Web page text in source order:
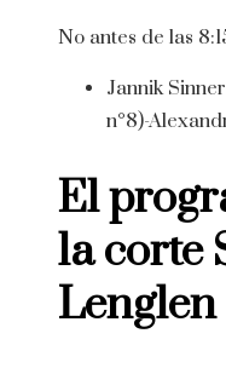
No antes de las
Jannik
n°8)-
El
la corte
Lenglen